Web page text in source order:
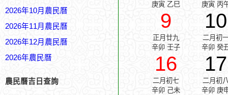
2026年10月農民曆
2026年11月農民曆
2026年12月農民曆
2026年農民曆
農民曆吉日查詢
庚寅 乙巳
庚寅 丙
9
正月廿九
辛卯 壬子
10
二月初
辛卯 癸
16
二月初七
辛卯 己未
17
二月初
辛卯 庚